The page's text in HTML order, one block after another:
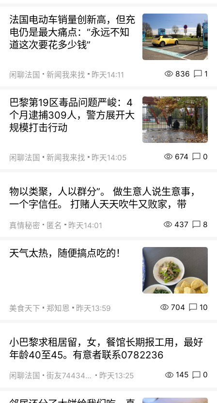
法国电动车销量创新高，但充
电仍是最大痛点：“永远不知
道这次要花多少钱”
闲聊法国 新闻我来找 昨天14:11 836 1
巴黎第19区毒品问题严峻：4
个月逮捕309人，警方展开大
规模打击行动
闲聊法国 新闻我来找 昨天14:05 674 0
物以类聚，人以群分”。 做生意人说生意事，
一个字信任。 打赌人天天吹牛又败家，带
真情秘密 匿名 昨天14:01 437 8
天气太热，随便搞点吃的！
美食天下 郑知恩 昨天13:59 704 10
小巴黎求租居留，女，餐馆长期报工用，最好
年龄40至45。有意者联系0782236
闲聊法国 街友74434350 昨天13:25 145 0